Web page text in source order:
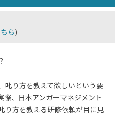
ら)
叱り方を教えて欲しいという要
際、日本アンガーマネジメント
り方を教える研修依頼が目に見